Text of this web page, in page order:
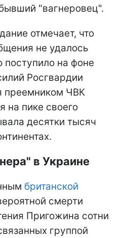
"вагнеровец".
отмечает, что
не удалось
поступило на фоне
Росгвардии
преемником ЧВК
на пике своего
десятки тысяч
в Украине
британской
смерти
Пригожина сотни
группой